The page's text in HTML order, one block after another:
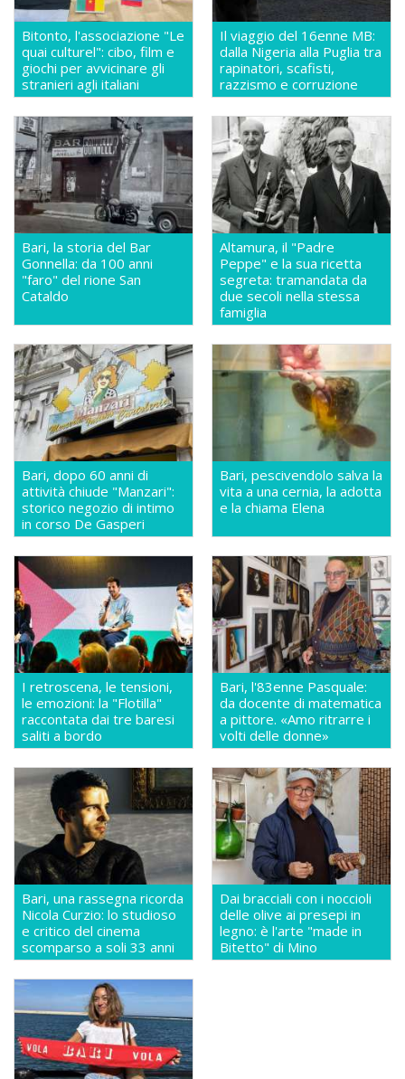
Bitonto, l'associazione "Le
quai culturel": cibo, film e
giochi per avvicinare gli
stranieri agli italiani
Il viaggio del 16enne MB:
dalla Nigeria alla Puglia tra
rapinatori, scafisti,
razzismo e corruzione
Bari, la storia del Bar
Gonnella: da 100 anni
"faro" del rione San
Cataldo
Altamura, il "Padre
Peppe" e la sua ricetta
segreta: tramandata da
due secoli nella stessa
famiglia
Bari, dopo 60 anni di
attività chiude "Manzari":
storico negozio di intimo
in corso De Gasperi
Bari, pescivendolo salva la
vita a una cernia, la adotta
e la chiama Elena
I retroscena, le tensioni,
le emozioni: la "Flotilla"
raccontata dai tre baresi
saliti a bordo
Bari, l'83enne Pasquale:
da docente di matematica
a pittore. «Amo ritrarre i
volti delle donne»
Bari, una rassegna ricorda
Nicola Curzio: lo studioso
e critico del cinema
scomparso a soli 33 anni
Dai bracciali con i noccioli
delle olive ai presepi in
legno: è l'arte "made in
Bitetto" di Mino